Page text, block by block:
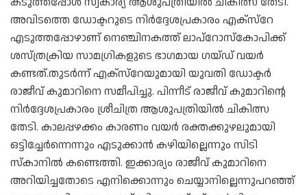
അവിടത്തെ ഡോക്ടറുടെ നിർദ്ദേശപ്രകാരം എക്‌സ്റേ
എടുത്തപ്പോഴാണ് നെഞ്ചിനകത്ത് ലാപ്‌റോ‌സ്‌കോപിക്ക്
ശസ്ത്രക്രിയ സാമഗ്രികളുടെ ഭാഗമായ ഗയ്ഡ് വയർ
കണ്ടത്.തുടർന്ന് എക്‌സ്റേയുമായി യുവതി ഡോക്ടർ
രാജീവ് കുമാറിനെ സമീപിച്ചു. പിന്നീട് രാജീവ് കുമാറിന്റെ
നിർദ്ദേശപ്രകാരം ശ്രീചിത്ര ആശുപത്രിയിൽ ചികിത്സ
തേടി. കാലപ്പഴക്കം കാരണം വയർ രക്തക്കുഴലുമായി
ഒട്ടിച്ചേർന്നെന്നും എടുക്കാൻ കഴിയില്ലെന്നും സിടി
സ്‌കാനിൽ കണ്ടെത്തി. ഇക്കാര്യം രാജീവ് കുമാറിനെ
അറിയിച്ചതോടെ എനിക്കൊന്നും ചെയ്യാനില്ലെന്നുപറഞ്ഞ്